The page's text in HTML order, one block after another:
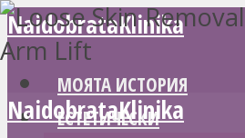
NaidobrataKlinika
МОЯТА ИСТОРИЯ
ЕСТЕТИЧЕСКИ
NaidobrataKlinika